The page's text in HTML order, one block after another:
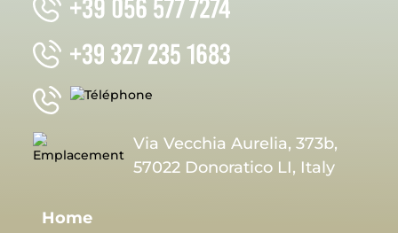
Via Vecchia Aurelia, 373b,
57022 Donoratico LI, Italy
Home